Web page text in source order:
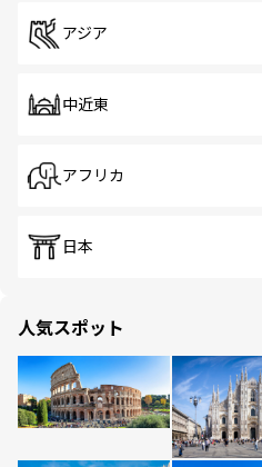
アジア
中近東
アフリカ
日本
人気スポット